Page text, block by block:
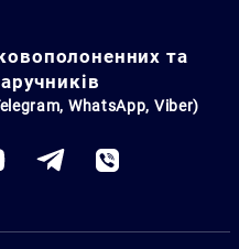
та
WhatsApp, Viber)